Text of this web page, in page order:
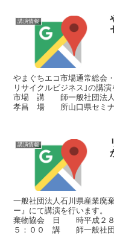
講演情報
やまぐちエコ市場通常総会
リサイクルビジネス｣の
市場 講 師一般社団法人
孝昌 場 所山口県セミナ
講演情報
一般社団法人石川県産業廃
ー』にて講演を行いま
棄物協会 日 時平成２８
５：００ 講 師一般社団